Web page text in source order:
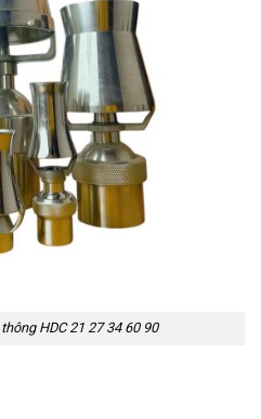
HDC 21 27 34 60 90